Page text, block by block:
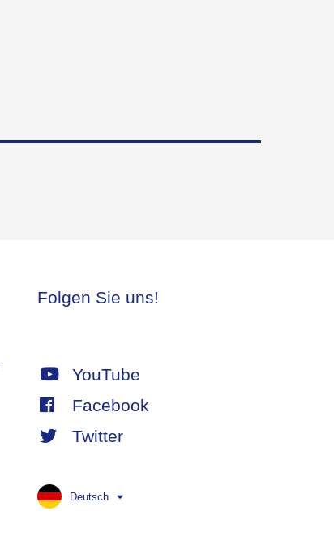
Folgen Sie uns!
YouTube
Facebook
Twitter
Deutsch